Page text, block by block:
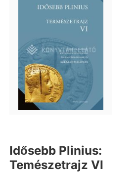
Idősebb Plinius:
Temészetrajz VI